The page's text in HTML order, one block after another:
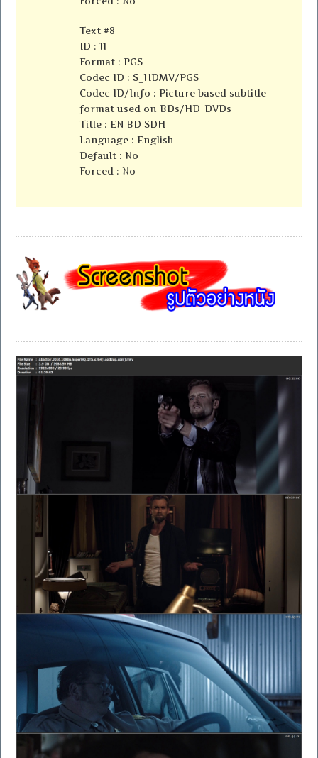
Text #8
ID : 11
Format : PGS
Codec ID : S_HDMV/PGS
Codec ID/Info : Picture based subtitle
format used on BDs/HD-DVDs
Title : EN BD SDH
Language : English
Default : No
Forced : No